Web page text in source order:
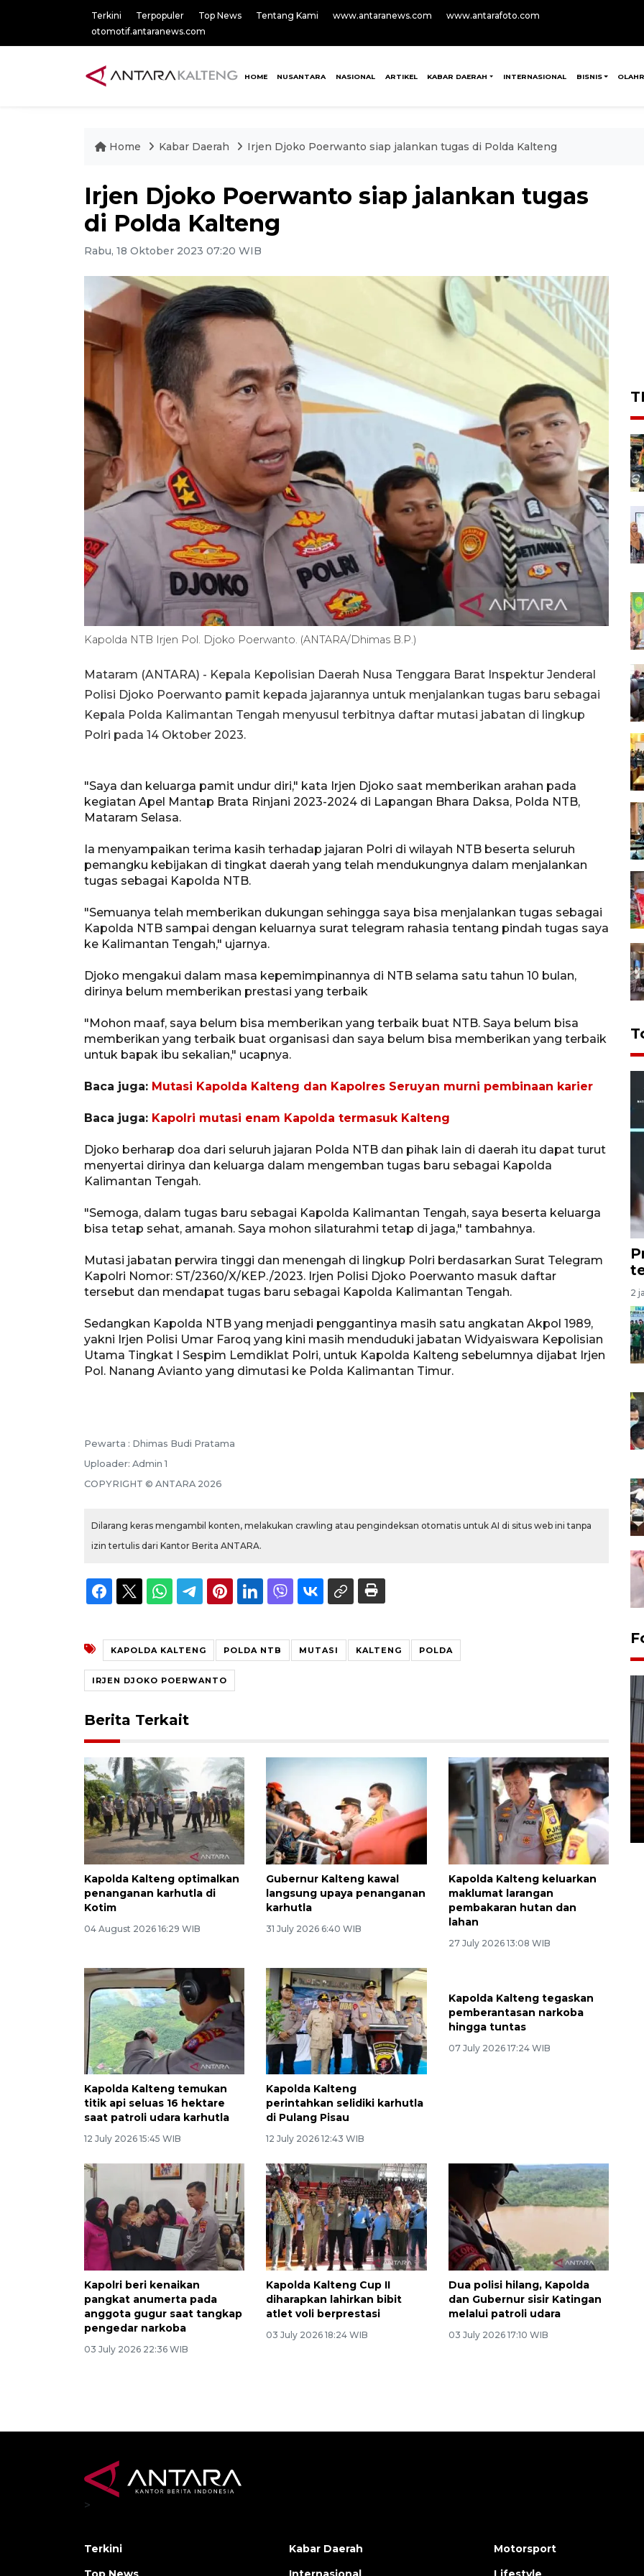
Terkini Terpopuler Top News Tentang Kami www.antaranews.com
www.antarafoto.com
otomotif.antaranews.com
HOME NUSANTARA NASIONAL ARTIKEL KABAR DAERAH INTERNASIONAL BISNIS
Home Kabar Daerah Irjen Djoko Poerwanto siap jalankan tugas di Polda Kalteng
Irjen Djoko Poerwanto siap jalankan tugas
di Polda Kalteng
Rabu, 18 Oktober 2023 07:20 WIB
Kapolda NTB Irjen Pol. Djoko Poerwanto. (ANTARA/Dhimas B.P.)
Mataram (ANTARA) - Kepala Kepolisian Daerah Nusa Tenggara Barat Inspektur Jenderal
Polisi Djoko Poerwanto pamit kepada jajarannya untuk menjalankan tugas baru sebagai
Kepala Polda Kalimantan Tengah menyusul terbitnya daftar mutasi jabatan di lingkup
Polri pada 14 Oktober 2023.
"Saya dan keluarga pamit undur diri," kata Irjen Djoko saat memberikan arahan pada
kegiatan Apel Mantap Brata Rinjani 2023-2024 di Lapangan Bhara Daksa, Polda NTB,
Mataram Selasa.
Ia menyampaikan terima kasih terhadap jajaran Polri di wilayah NTB beserta seluruh
pemangku kebijakan di tingkat daerah yang telah mendukungnya dalam menjalankan
tugas sebagai Kapolda NTB.
"Semuanya telah memberikan dukungan sehingga saya bisa menjalankan tugas sebagai
Kapolda NTB sampai dengan keluarnya surat telegram rahasia tentang pindah tugas saya
ke Kalimantan Tengah," ujarnya.
Djoko mengakui dalam masa kepemimpinannya di NTB selama satu tahun 10 bulan,
dirinya belum memberikan prestasi yang terbaik
"Mohon maaf, saya belum bisa memberikan yang terbaik buat NTB. Saya belum bisa
memberikan yang terbaik buat organisasi dan saya belum bisa memberikan yang terbaik
untuk bapak ibu sekalian," ucapnya.
Baca juga: Mutasi Kapolda Kalteng dan Kapolres Seruyan murni pembinaan karier
Baca juga: Kapolri mutasi enam Kapolda termasuk Kalteng
Djoko berharap doa dari seluruh jajaran Polda NTB dan pihak lain di daerah itu dapat turut
menyertai dirinya dan keluarga dalam mengemban tugas baru sebagai Kapolda
Kalimantan Tengah.
"Semoga, dalam tugas baru sebagai Kapolda Kalimantan Tengah, saya beserta keluarga
bisa tetap sehat, amanah. Saya mohon silaturahmi tetap di jaga," tambahnya.
Mutasi jabatan perwira tinggi dan menengah di lingkup Polri berdasarkan Surat Telegram
Kapolri Nomor: ST/2360/X/KEP./2023. Irjen Polisi Djoko Poerwanto masuk daftar
tersebut dan mendapat tugas baru sebagai Kapolda Kalimantan Tengah.
Sedangkan Kapolda NTB yang menjadi penggantinya masih satu angkatan Akpol 1989,
yakni Irjen Polisi Umar Faroq yang kini masih menduduki jabatan Widyaiswara Kepolisian
Utama Tingkat I Sespim Lemdiklat Polri, untuk Kapolda Kalteng sebelumnya dijabat Irjen
Pol. Nanang Avianto yang dimutasi ke Polda Kalimantan Timur.
Pewarta : Dhimas Budi Pratama
Uploader: Admin 1
COPYRIGHT © ANTARA 2026
Dilarang keras mengambil konten, melakukan crawling atau pengindeksan otomatis untuk AI di situs web ini tanpa
izin tertulis dari Kantor Berita ANTARA.
KAPOLDA KALTENG POLDA NTB MUTASI KALTENG POLDA
IRJEN DJOKO POERWANTO
Berita Terkait
Kapolda Kalteng optimalkan
penanganan karhutla di
Kotim
04 August 2026 16:29 WIB
Gubernur Kalteng kawal
langsung upaya penanganan
karhutla
31 July 2026 6:40 WIB
Kapolda Kalteng keluarkan
maklumat larangan
pembakaran hutan dan
lahan
27 July 2026 13:08 WIB
Kapolda Kalteng temukan
titik api seluas 16 hektare
saat patroli udara karhutla
12 July 2026 15:45 WIB
Kapolda Kalteng
perintahkan selidiki karhutla
di Pulang Pisau
12 July 2026 12:43 WIB
Kapolda Kalteng tegaskan
pemberantasan narkoba
hingga tuntas
07 July 2026 17:24 WIB
Kapolri beri kenaikan
pangkat anumerta pada
anggota gugur saat tangkap
pengedar narkoba
03 July 2026 22:36 WIB
Kapolda Kalteng Cup II
diharapkan lahirkan bibit
atlet voli berprestasi
03 July 2026 18:24 WIB
Dua polisi hilang, Kapolda
dan Gubernur sisir Katingan
melalui patroli udara
03 July 2026 17:10 WIB
2
Prediksi puncak musim
kemarau di Kalimantan
Tengah
22 July 2026 17:18 WIB
>
Terkini
Kabar Daerah
Motorsport